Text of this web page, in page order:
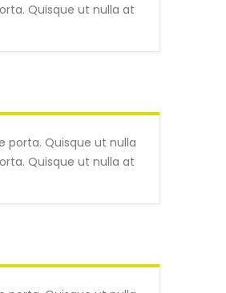
Quisque ut nulla at
porta. Quisque ut nulla
Quisque ut nulla at